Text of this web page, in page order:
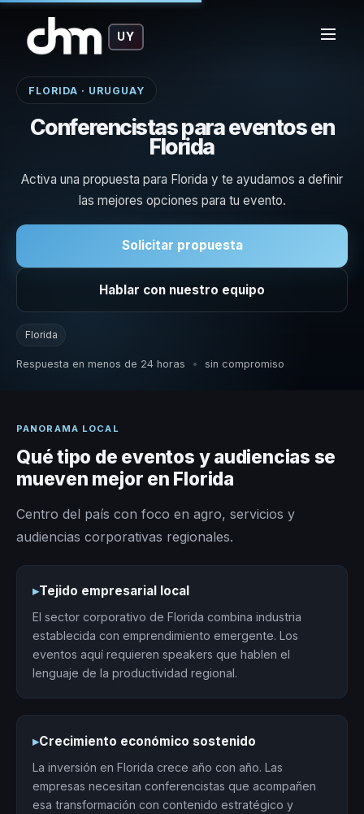
UY
FLORIDA · URUGUAY
Conferencistas para eventos en
Florida
Activa una propuesta para Florida y te ayudamos a definir
las mejores opciones para tu evento.
Solicitar propuesta
Hablar con nuestro equipo
Florida
Respuesta en menos de 24 horas • sin compromiso
PANORAMA LOCAL
Qué tipo de eventos y audiencias se
mueven mejor en Florida
Centro del país con foco en agro, servicios y
audiencias corporativas regionales.
▸Tejido empresarial local
El sector corporativo de Florida combina industria
establecida con emprendimiento emergente. Los
eventos aquí requieren speakers que hablen el
lenguaje de la productividad regional.
▸Crecimiento económico sostenido
La inversión en Florida crece año con año. Las
empresas necesitan conferencistas que acompañen
esa transformación con contenido estratégico y